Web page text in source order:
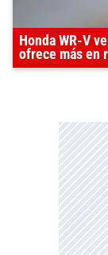
Honda WR-V
ofrece más en